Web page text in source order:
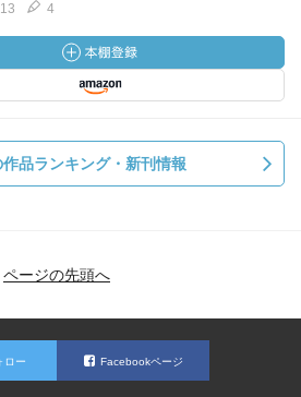
4
品ランキング・新刊情報
ページの先頭へ
ロー Facebookページ